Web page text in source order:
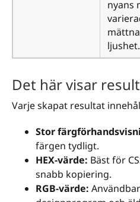
nyans
ljushet.
Det här visar
Varje skapat resultat
Stor
färgen tydligt.
HEX-värde: Bäst för
snabb kopiering.
RGB-värde: